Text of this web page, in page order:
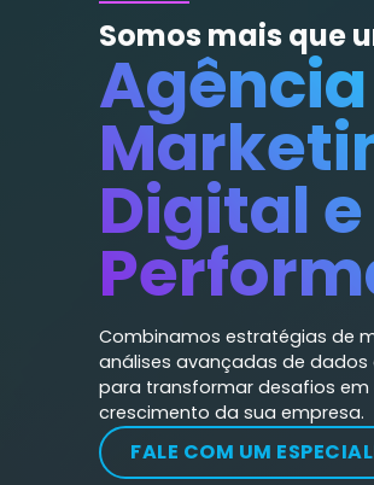
Somos mais que
Digital e
Combinamos estratégias de
análises avançadas de
para transformar desafios
crescimento da sua empresa.
FALE COM UM